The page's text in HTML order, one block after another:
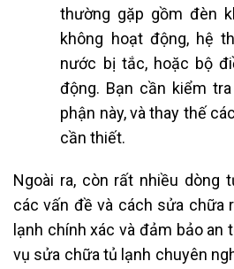
thường gặp gồm đèn
không hoạt động, hệ
nước bị tắc, hoặc bộ
động. Bạn cần kiểm
phận này, và thay thế
cần thiết.
Ngoài ra, còn rất nhiều dòng
các vấn đề và cách sửa chữa
lạnh chính xác và đảm bảo an
vụ sửa chữa tủ lạnh chuyên